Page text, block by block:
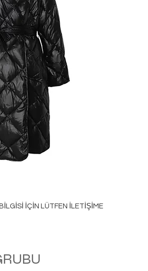
İÇİN LÜTFEN İLETİŞİME